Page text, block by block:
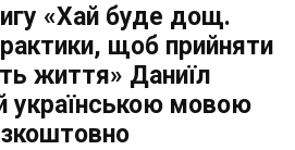
«Хай буде дощ.
щоб прийняти
життя» Даниїл
українською мовою